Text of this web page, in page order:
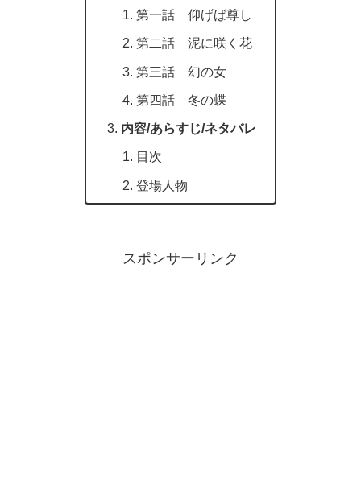
第一話 仰げば尊し
第二話 泥に咲く花
第三話 幻の女
第四話 冬の蝶
内容/あらすじ/ネタバレ
目次
登場人物
スポンサーリンク